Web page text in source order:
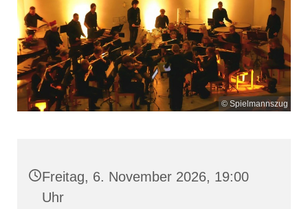
© Spielmannszug
Freitag, 6. November 2026, 19:00
Uhr